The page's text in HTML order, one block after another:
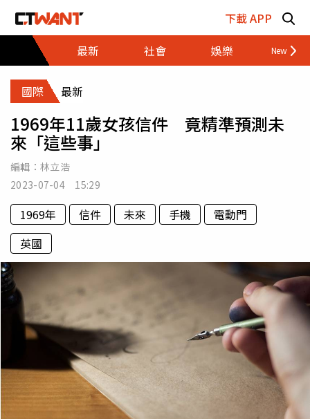
下載 APP
最新
社會 娛樂 財經
國際 最新
1969年11歲女孩信件 竟精準預測未
來「這些事」
編輯： 林立浩
2023-07-04 15:29
1969年 信件 未來 手機
電動門
英國